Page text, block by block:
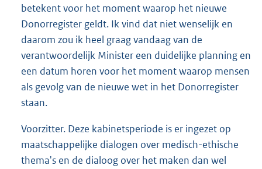
betekent voor het moment waarop het nieuwe
Donorregister geldt. Ik vind dat niet wenselijk en
daarom zou ik heel graag vandaag van de
verantwoordelijk Minister een duidelijke planning en
een datum horen voor het moment waarop mensen
als gevolg van de nieuwe wet in het Donorregister
staan.
Voorzitter. Deze kabinetsperiode is er ingezet op
maatschappelijke dialogen over medisch-ethische
thema's en de dialoog over het maken dan wel